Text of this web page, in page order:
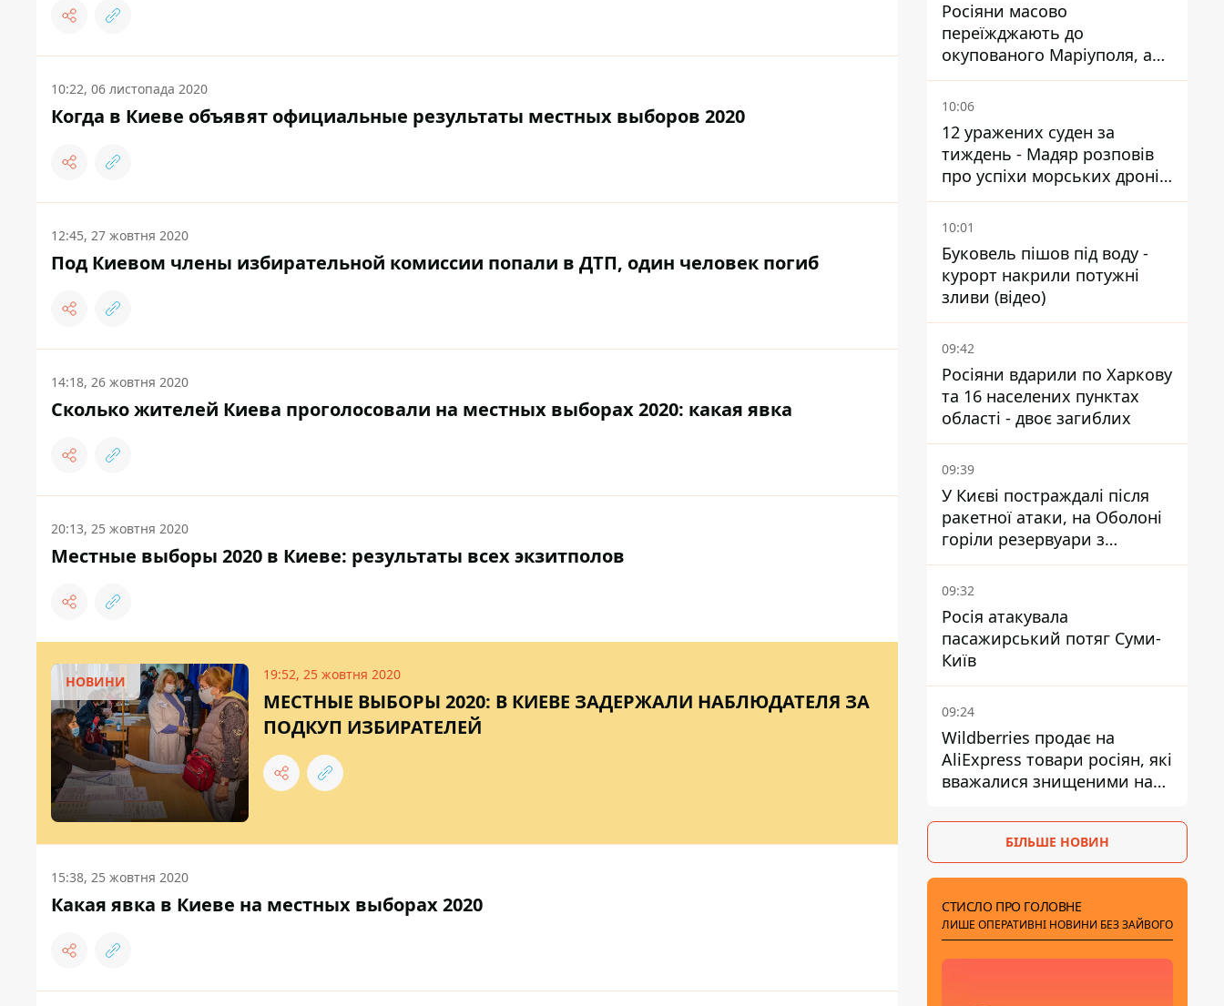
10:22, 06 листопада 2020
Когда в Киеве объявят официальные результаты местных выборов 2020
12:45, 27 жовтня 2020
Под Киевом члены избирательной комиссии попали в ДТП, один человек погиб
14:18, 26 жовтня 2020
Сколько жителей Киева проголосовали на местных выборах 2020: какая явка
20:13, 25 жовтня 2020
Местные выборы 2020 в Киеве: результаты всех экзитполов
НОВИНИ 19:52, 25 жовтня 2020
МЕСТНЫЕ ВЫБОРЫ 2020: В КИЕВЕ ЗАДЕРЖАЛИ НАБЛЮДАТЕЛЯ ЗА
ПОДКУП ИЗБИРАТЕЛЕЙ
15:38, 25 жовтня 2020
Какая явка в Киеве на местных выборах 2020
Росіяни масово
переїжджають до
окупованого Маріуполя, а
місцевих залишають без
житла
10:06
12 уражених суден за
тиждень - Мадяр розповів
про успіхи морських дронів
у Чорному та Азовському
морях
10:01
Буковель пішов під воду -
курорт накрили потужні
зливи (відео)
09:42
Росіяни вдарили по Харкову
та 16 населених пунктах
області - двоє загиблих
09:39
У Києві постраждалі після
ракетної атаки, на Оболоні
горіли резервуари з
паливом
09:32
Росія атакувала
пасажирський потяг Суми-
Київ
09:24
Wildberries продає на
AliExpress товари росіян, які
вважалися знищеними на
БІЛЬШЕ НОВИН
СТИСЛО ПРО ГОЛОВНЕ
ЛИШЕ ОПЕРАТИВНІ НОВИНИ БЕЗ ЗАЙВОГО